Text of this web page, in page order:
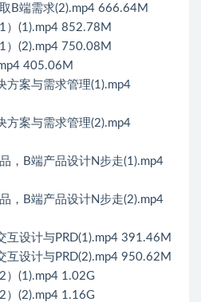
B端需求(2).mp4 666.64M
）(1).mp4 852.78M
）(2).mp4 750.08M
405.06M
方案与需求管理(1).mp4
方案与需求管理(2).mp4
，B端产品设计N步走(1).mp4
，B端产品设计N步走(2).mp4
设计与PRD(1).mp4 391.46M
设计与PRD(2).mp4 950.62M
(1).mp4 1.02G
(2).mp4 1.16G